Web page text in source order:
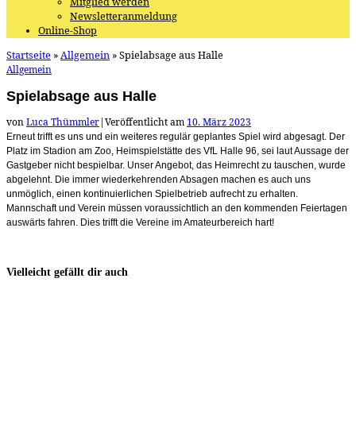
Newsletteranmeldung
Online-Shop
Startseite »Allgemein »Spielabsage aus Halle
Allgemein
Spielabsage aus Halle
vonLuca Thümmler|Veröffentlicht am 10. März 2023
Erneut trifft es uns und ein weiteres regulär geplantes Spiel wird abgesagt. Der
Platz im Stadion am Zoo, Heimspielstätte des VfL Halle 96, sei laut Aussage der
Gastgeber nicht bespielbar. Unser Angebot, das Heimrecht zu tauschen, wurde
abgelehnt. Die immer wiederkehrenden Absagen machen es auch uns
unmöglich, einen kontinuierlichen Spielbetrieb aufrecht zu erhalten.
Mannschaft und Verein müssen voraussichtlich an den kommenden Feiertagen
auswärts fahren. Dies trifft die Vereine im Amateurbereich hart!
Vielleicht gefällt dir auch